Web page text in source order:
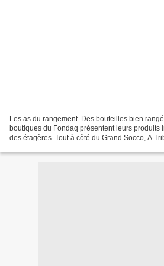
Les as du rangement. Des bouteilles bien
boutiques du Fondaq présentent leurs produits
des étagères. Tout à côté du Grand Socco, A